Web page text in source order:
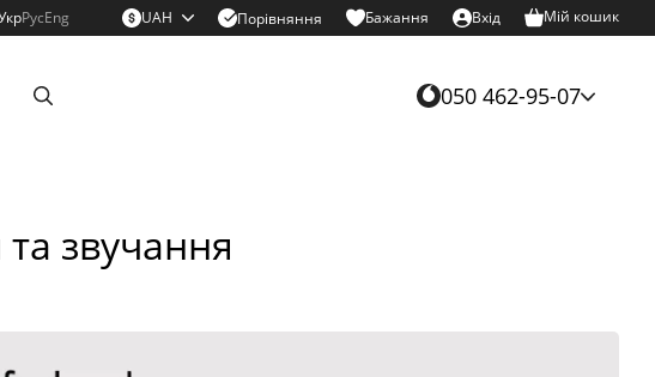
РусEng UAH Порівняння Бажання Вхід Мій кошик
050 462-95-07
звучання